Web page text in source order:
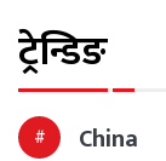
ट्रेन्डिङ
China